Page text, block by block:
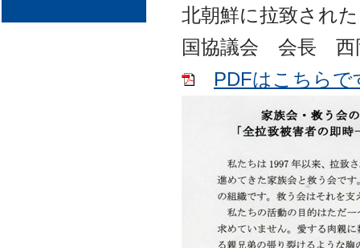
北朝鮮に拉致され
国協議会 会長 西
PDFはこちらで